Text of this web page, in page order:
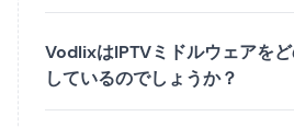
VodlixはIPTVミドルウェアを
しているのでしょうか？